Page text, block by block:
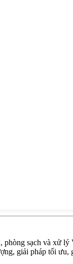
sạch và xử
giải pháp tối